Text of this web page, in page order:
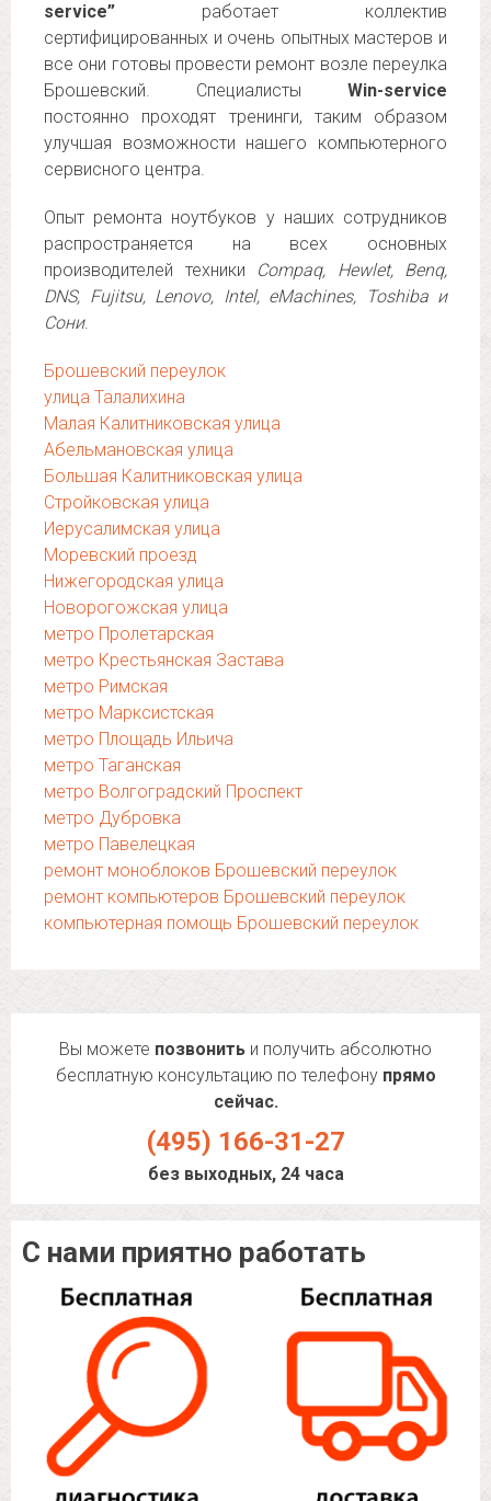
service” работает коллектив
сертифицированных и очень опытных мастеров и
все они готовы провести ремонт возле переулка
Брошевский. Специалисты Win-service
постоянно проходят тренинги, таким образом
улучшая возможности нашего компьютерного
сервисного центра.
Опыт ремонта ноутбуков у наших сотрудников
распространяется на всех основных
производителей техники
Compaq, Hewlet, Benq,
DNS, Fujitsu, Lenovo, Intel, eMachines, Toshiba и
Сони.
Брошевский переулок
улица Талалихина
Малая Калитниковская улица
Абельмановская улица
Большая Калитниковская улица
Стройковская улица
Иерусалимская улица
Моревский проезд
Нижегородская улица
Новорогожская улица
метро Пролетарская
метро Крестьянская Застава
метро Римская
метро Марксистская
метро Площадь Ильича
метро Таганская
метро Волгоградский Проспект
метро Дубровка
метро Павелецкая
ремонт моноблоков Брошевский переулок
ремонт компьютеров Брошевский переулок
компьютерная помощь Брошевский переулок
Вы можете позвонить и получить абсолютно
бесплатную консультацию по телефону прямо
сейчас.
(495) 166-31-27
без выходных, 24 часа
С нами приятно работать